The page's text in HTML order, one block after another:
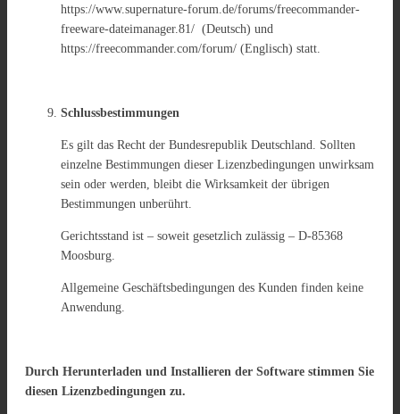
https://www.supernature-forum.de/forums/freecommander-
freeware-dateimanager.81/ (Deutsch) und
https://freecommander.com/forum/ (Englisch) statt.
Schlussbestimmungen
Es gilt das Recht der Bundesrepublik Deutschland. Sollten
einzelne Bestimmungen dieser Lizenzbedingungen unwirksam
sein oder werden, bleibt die Wirksamkeit der übrigen
Bestimmungen unberührt.
Gerichtsstand ist – soweit gesetzlich zulässig – D-85368
Moosburg.
Allgemeine Geschäftsbedingungen des Kunden finden keine
Anwendung.
Durch Herunterladen und Installieren der Software stimmen Sie
diesen Lizenzbedingungen zu.